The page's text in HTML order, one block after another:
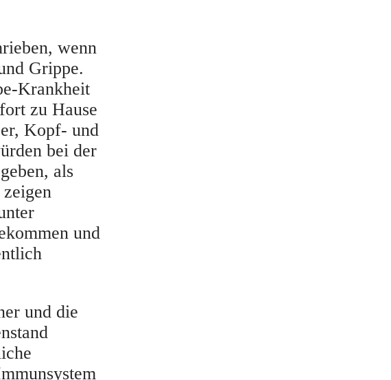
wenn
Grippe.
Krankheit
zu Hause
Kopf- und
bei der
als
und
und die